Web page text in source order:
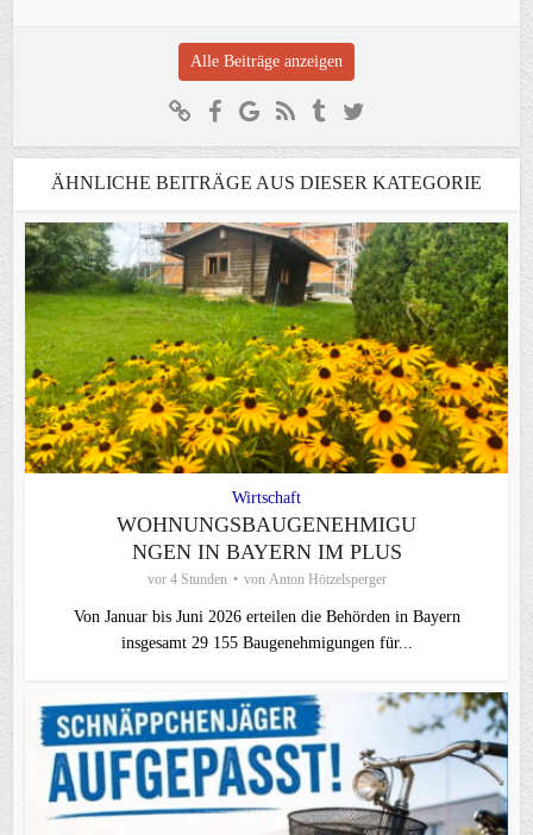
Alle Beiträge anzeigen
ÄHNLICHE BEITRÄGE AUS DIESER KATEGORIE
Wirtschaft
WOHNUNGSBAUGENEHMIGU
NGEN IN BAYERN IM PLUS
vor 4 Stunden von Anton Hötzelsperger
Von Januar bis Juni 2026 erteilen die Behörden in Bayern
insgesamt 29 155 Baugenehmigungen für...